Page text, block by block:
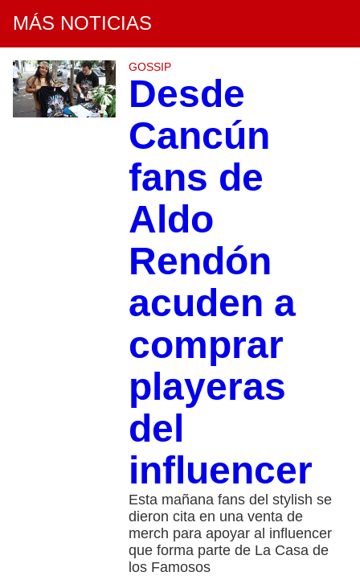
MÁS NOTICIAS
GOSSIP
Desde
Cancún
fans de
Aldo
Rendón
acuden a
comprar
playeras
del
influencer
Esta mañana fans del stylish se
dieron cita en una venta de
merch para apoyar al influencer
que forma parte de La Casa de
los Famosos